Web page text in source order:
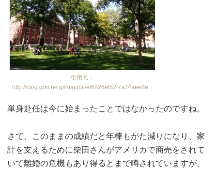
引用元：
http://blog.goo.ne.jp/majubii/e/6226ef52f7a24aee8e...
単身赴任は今に始まったことではなかったのですね。
さて、このままの成績だと年棒もがた減りになり、家
計を支えるために柴田さんがアメリカで商売をされて
いて離婚の危機もあり得るとまで噂されていますが、